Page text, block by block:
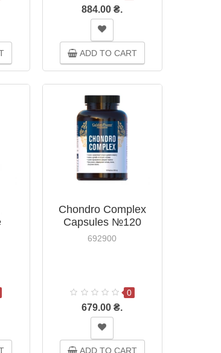
884.00 ₴.
ADD TO CART
Chondro Complex
Capsules №120
692900
0
679.00 ₴.
ADD TO CART